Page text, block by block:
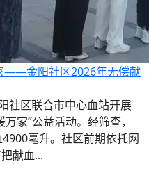
——金阳社区2026年无偿献
社区联合市中心血站开展
家”公益活动。经筛查，
毫升。社区前期依托网
献血...